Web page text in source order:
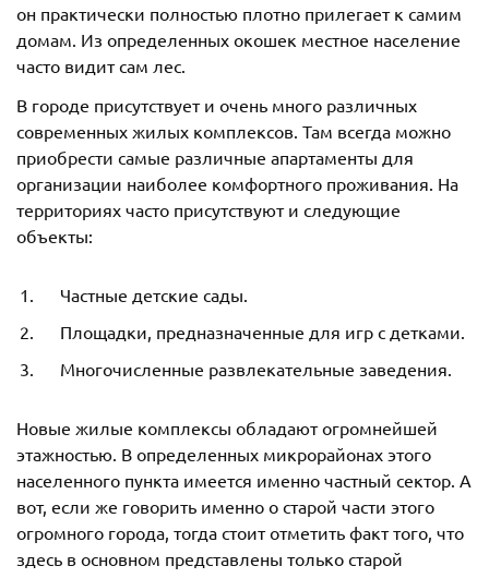
он практически полностью плотно прилегает к самим
домам. Из определенных окошек местное население
часто видит сам лес.
В городе присутствует и очень много различных
современных жилых комплексов. Там всегда можно
приобрести самые различные апартаменты для
организации наиболее комфортного проживания. На
территориях часто присутствуют и следующие
объекты:
Частные детские сады.
Площадки, предназначенные для игр с детками.
Многочисленные развлекательные заведения.
Новые жилые комплексы обладают огромнейшей
этажностью. В определенных микрорайонах этого
населенного пункта имеется именно частный сектор. А
вот, если же говорить именно о старой части этого
огромного города, тогда стоит отметить факт того, что
здесь в основном представлены только старой